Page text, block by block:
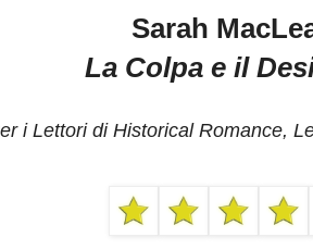
Sarah
La Colpa e il
i Lettori diHistorical Romance,